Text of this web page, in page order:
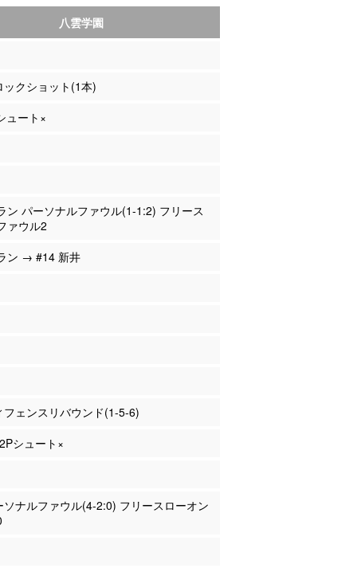
八雲学園
クショット(1本)
ュート×
ン パーソナルファウル(1-1:2) フリース
ァウル2
ン → #14 新井
フェンスリバウンド(1-5-6)
シュート×
ソナルファウル(4-2:0) フリースローオン